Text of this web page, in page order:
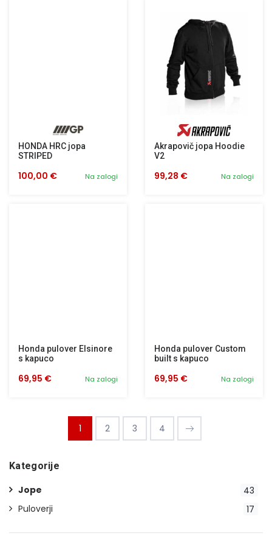
HONDA HRC jopa
STRIPED
Na zalogi
100,00 €
Akrapovič jopa Hoodie
V2
Na zalogi
99,28 €
Honda pulover Elsinore
s kapuco
Na zalogi
69,95 €
Honda pulover Custom
built s kapuco
Na zalogi
69,95 €
1 2 3 4
Kategorije
43
Jope
17
Puloverji